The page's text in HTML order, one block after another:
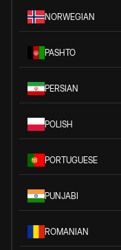
NORWEGIAN
PASHTO
PERSIAN
POLISH
PORTUGUESE
PUNJABI
ROMANIAN